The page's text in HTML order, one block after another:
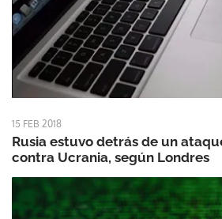
15 FEB 2018
Rusia estuvo detrás de un
contra Ucrania, según Londres